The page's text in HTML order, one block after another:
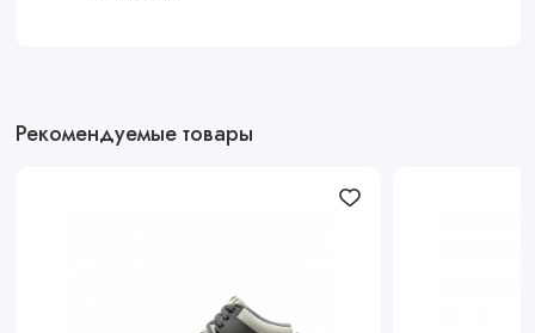
Рекомендуемые товары